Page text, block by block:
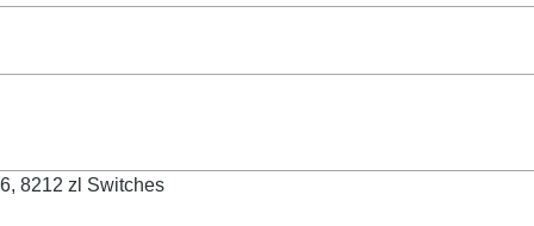
8212 zl Switches